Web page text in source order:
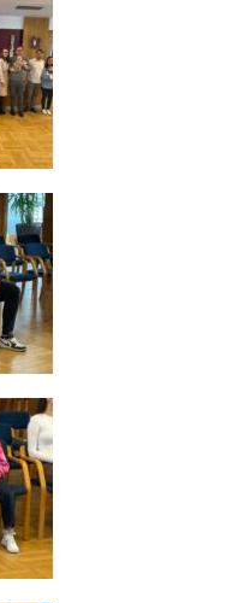
umožňují
měření
výkonu
našeho webu
a našich
reklamních
kampaní.
Jejich pomocí
určujeme
počet návštěv
a zdroje
návštěv
našich
internetových
stránek. Data
získaná
pomocí těchto
cookies
zpracováváme
bez použití
identifikátorů,
které ukazují
na konkrétní
uživatelé
našeho webu.
Pokud
vypnete
používání
analytických